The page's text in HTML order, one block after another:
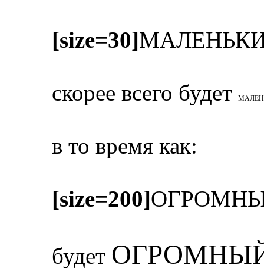
[size=30]
скорее всего будет
в то время как:
[size=200]
будет